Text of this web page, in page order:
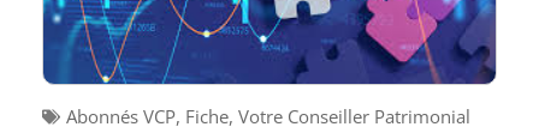
Abonnés VCP, Fiche, Votre Conseiller Patrimonial